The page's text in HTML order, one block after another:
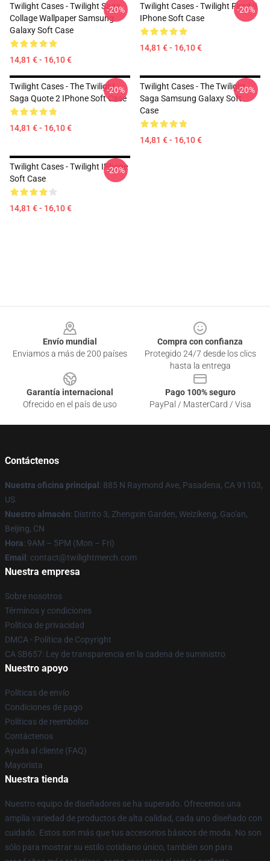
Twilight Cases - Twilight Saga
Collage Wallpaper Samsung
Galaxy Soft Case
14,81 € - 16,10 €
-20%
Twilight Cases - Twilight Fjord II
IPhone Soft Case
14,81 € - 16,10 €
-20%
Twilight Cases - The Twilight
Saga Quote 2 IPhone Soft Case
14,81 € - 16,10 €
-20%
Twilight Cases - The Twilight
Saga Samsung Galaxy Soft
Case
14,81 € - 16,10 €
-20%
Twilight Cases - Twilight IPhone
Soft Case
14,81 € - 16,10 €
-20%
Envío mundial
Enviamos a más de 200 países
Compra con confianza
Protegido 24/7 desde los clics
hasta la entrega
Garantía internacional
Ofrecido en el país de uso
Pago 100% seguro
PayPal / MasterCard / Visa
Contáctenos
Nuestra oficina principal : 885 N Raymond Ave, Pasadena, CA 91103,
US
Nuestro almacén: Distrito 3, Zhengxin Garden, Weizikeng, Gao'an,
Beijing, CN
Hora: 9AM – 5PM (Mon – Fri)
Email : contact@twilightmerch.com
Nuestra empresa
Sobre nosotros
Términos y condiciones
Política de privacidad
DMCA - Política de Copyright
CA SB657: Ley de transparencia en la cadena de suministro
Nuestro apoyo
Políticas de envío
Condiciones de pago
Políticas de reembolso
Contáctenos
Ayuda al cliente (FAQ)
Mayorista
Nuestra tienda
Nuestro equipo de diseñadores se ha superado. Ofrecemos una
amplia variedad de productos de alta calidad, cada uno diseñado con
cuidado. Estos son más que tus accesorios básicos de moda. No son
sólo para mostrar su estilo cotidiano único, también son para